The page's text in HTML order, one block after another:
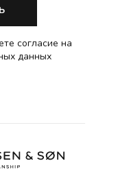
согласие на
данных